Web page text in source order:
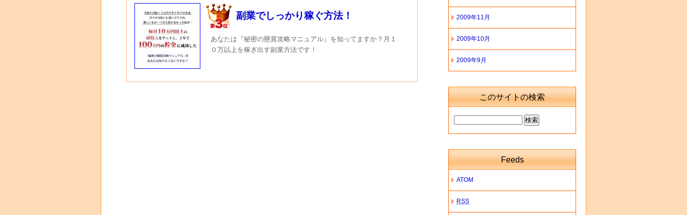
副業でしっかり稼ぐ方法！
あなたは『秘密の懸賞攻略マニュアル』を知ってますか？月１
０万以上を稼ぎ出す副業方法です！
2009年11月
2009年10月
2009年9月
このサイトの検索
Feeds
ATOM
RSS